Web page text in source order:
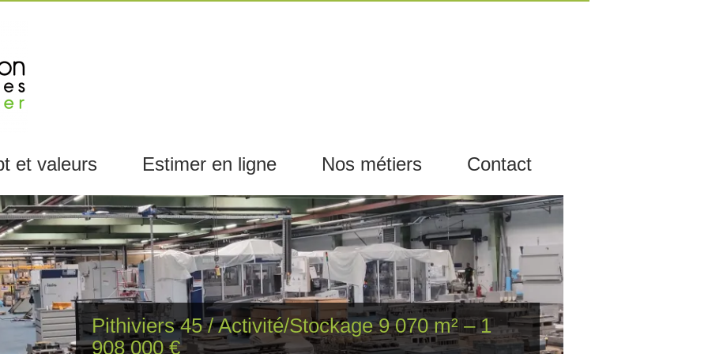
et valeurs Estimer en ligne Nos métiers Contact
Pithiviers 45 / Activité/Stockage 9 070 m² – 1
908 000 €